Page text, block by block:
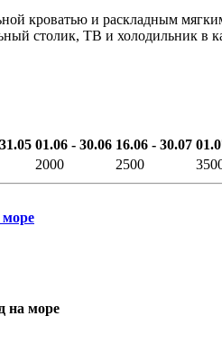
кроватью и раскладным
столик, ТВ и холодильник в
01.06 - 30.06 16.06 - 30.07
2000 2500
море
на море